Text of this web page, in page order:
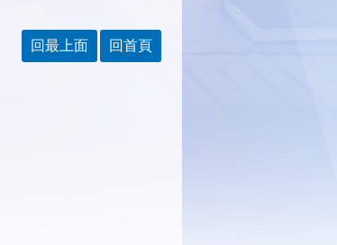
回最上面 回首頁